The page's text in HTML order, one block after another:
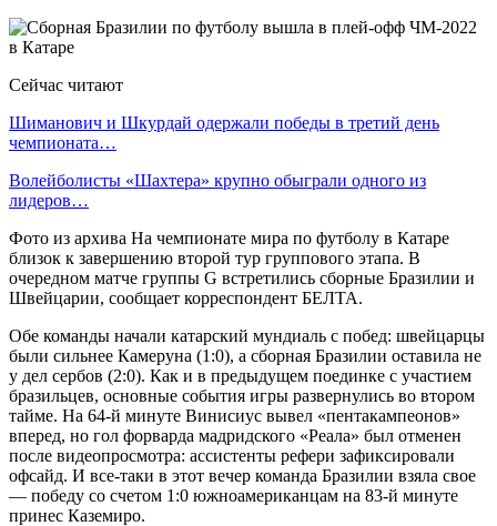
Сейчас читают
Шиманович и Шкурдай одержали победы в третий день
чемпионата…
Волейболисты «Шахтера» крупно обыграли одного из
лидеров…
Фото из архива На чемпионате мира по футболу в Катаре
близок к завершению второй тур группового этапа. В
очередном матче группы G встретились сборные Бразилии и
Швейцарии, сообщает корреспондент БЕЛТА.
Обе команды начали катарский мундиаль с побед: швейцарцы
были сильнее Камеруна (1:0), а сборная Бразилии оставила не
у дел сербов (2:0). Как и в предыдущем поединке с участием
бразильцев, основные события игры развернулись во втором
тайме. На 64-й минуте Винисиус вывел «пентакампеонов»
вперед, но гол форварда мадридского «Реала» был отменен
после видеопросмотра: ассистенты рефери зафиксировали
офсайд. И все-таки в этот вечер команда Бразилии взяла свое
— победу со счетом 1:0 южноамериканцам на 83-й минуте
принес Каземиро.